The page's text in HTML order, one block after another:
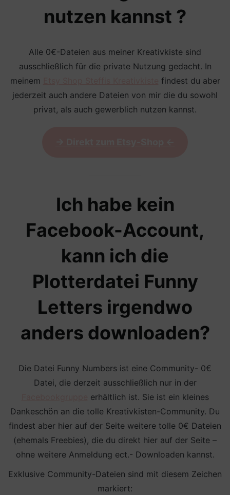
nutzen kannst ?
Alle 0€-Dateien aus meiner Kreativkiste sind
ausschließlich für die private Nutzung gedacht. In
meinem
findest du aber
jederzeit auch andere Dateien von mir die du sowohl
privat, als auch gewerblich nutzen kannst.
Ich habe kein
Facebook-Account,
kann ich die
Plotterdatei Funny
Letters irgendwo
anders downloaden?
Die Datei Funny Numbers ist eine Community- 0€
Datei, die derzeit ausschließlich nur in der
erhältlich ist. Sie ist ein kleines
Dankeschön an die tolle Kreativkisten-Community. Du
findest aber hier auf der Seite weitere tolle 0€ Dateien
(ehemals Freebies), die du direkt hier auf der Seite –
ohne weitere Anmeldung ect.- Downloaden kannst.
Exklusive Community-Dateien sind mit diesem Zeichen
markiert: